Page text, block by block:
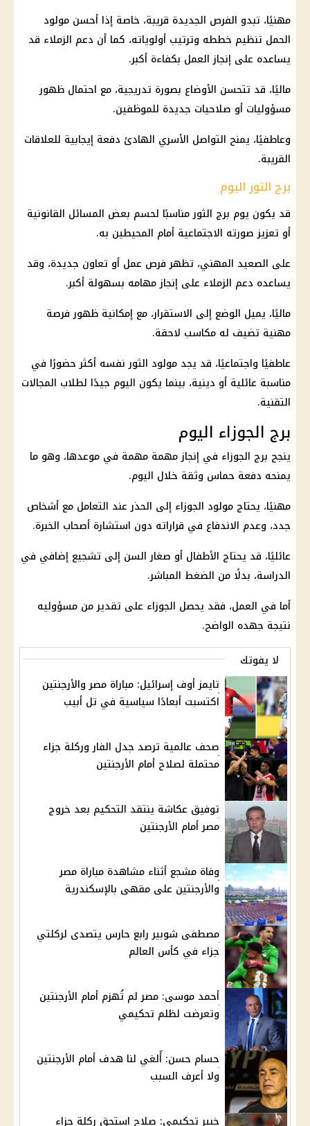
مهنيًا، تبدو الفرص الجديدة قريبة، خاصة إذا أحسن مولود
الحمل تنظيم خططه وترتيب أولوياته، كما أن دعم الزملاء قد
يساعده على إنجاز العمل بكفاءة أكبر.
ماليًا، قد تتحسن الأوضاع بصورة تدريجية، مع احتمال ظهور
مسؤوليات أو صلاحيات جديدة للموظفين.
وعاطفيًا، يمنح التواصل الأسري الهادئ دفعة إيجابية للعلاقات
القريبة.
برج الثور اليوم
قد يكون يوم برج الثورمناسبًا لحسم بعض المسائل القانونية
أو تعزيز صورته الاجتماعية أمام المحيطين به.
على الصعيد المهني، تظهرفرص عمل أو تعاون جديدة، وقد
يساعده دعم الزملاء على إنجاز مهامه بسهولة أكبر.
ماليًا، يميل الوضع إلى الاستقرار، مع إمكانية ظهور فرصة
مهنية تضيف له مكاسب لاحقة.
عاطفيًا واجتماعيًا، قد يجد مولود الثور نفسه أكثر حضورًا في
مناسبة عائلية أو دينية، بينما يكون اليوم جيدًا لطلاب المجالات
التقنية.
برج الجوزاء اليوم
ينجح برج الجوزاء في إنجاز مهمة مهمة في موعدها، وهو ما
يمنحه دفعة حماس وثقة خلال اليوم.
مهنيًا، يحتاج مولود الجوزاء إلى الحذر عند التعامل مع أشخاص
جدد، وعدم الاندفاع في قراراته دون استشارة أصحاب الخبرة.
عائليًا، قد يحتاج الأطفال أو صغار السن إلى تشجيع إضافي في
الدراسة، بدلًا من الضغط المباشر.
أما في العمل، فقد يحصل الجوزاء على تقدير من مسؤوليه
نتيجة جهده الواضح.
لا يفوتك
تايمز أوف إسرائيل: مباراة مصر والأرجنتين
اكتسبت أبعادًا سياسية في تل أبيب
صحف عالمية ترصد جدل الفار وركلة جزاء
محتملة لصلاح أمام الأرجنتين
توفيق عكاشة ينتقد التحكيم بعد خروج
مصر أمام الأرجنتين
وفاة مشجع أثناء مشاهدة مباراة مصر
والأرجنتين على مقهى بالإسكندرية
مصطفى شوبير رابع حارس يتصدى لركلتي
جزاء في كأس العالم
أحمد موسى: مصر لم تُهزم أمام الأرجنتين
وتعرضت لظلم تحكيمي
حسام حسن: أُلغي لنا هدف أمام الأرجنتين
ولا أعرف السبب
خبير تحكيمي: صلاح استحق ركلة جزاء